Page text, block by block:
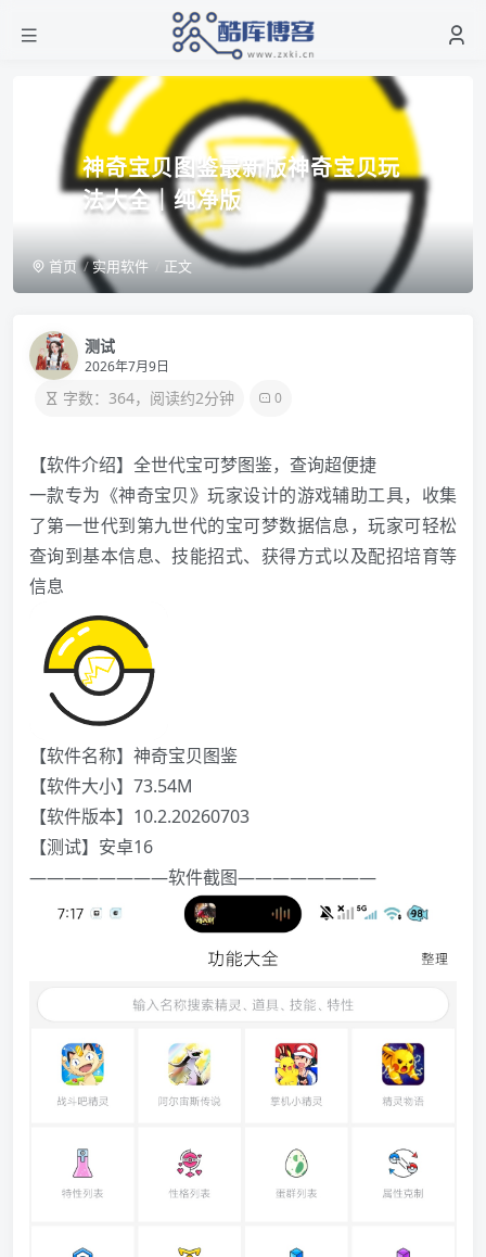
神奇宝贝图鉴最新版神奇宝贝玩
法大全｜纯净版
首页 实用软件 正文
测试
2026年7月9日
字数：364，阅读约2分钟 0
【软件介绍】全世代宝可梦图鉴，查询超便捷
一款专为《神奇宝贝》玩家设计的游戏辅助工具，收集
了第一世代到第九世代的宝可梦数据信息，玩家可轻松
查询到基本信息、技能招式、获得方式以及配招培育等
信息
【软件名称】神奇宝贝图鉴
️【软件大小】73.54M
【软件版本】10.2.20260703
【测试】安卓16
————————软件截图————————